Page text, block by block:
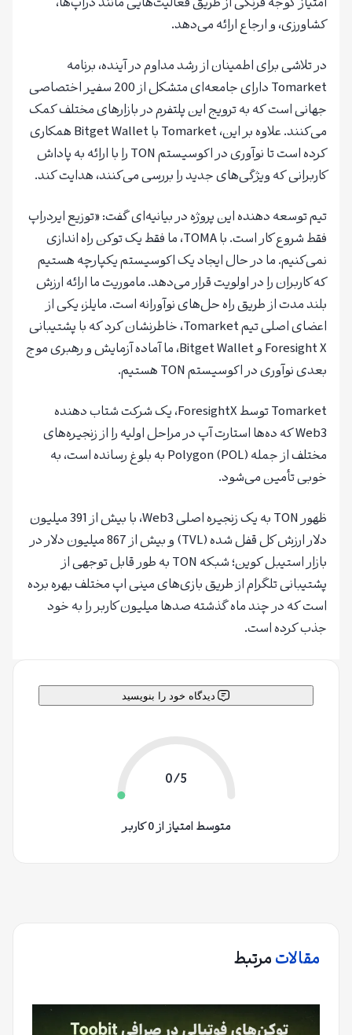
کشاورزی، و ارجاع ارائه می‌دهد.
در تلاشی برای اطمینان از رشد مداوم در آینده، برنامه
Tomarket دارای جامعه‌ای متشکل از 200 سفیر اختصاصی
جهانی است که به ترویج این پلتفرم در بازارهای مختلف کمک
می‌کنند. علاوه بر این، Tomarket با Bitget Wallet همکاری
کرده است تا نوآوری در اکوسیستم TON را با ارائه به پاداش
کاربرانی که ویژگی‌های جدید را بررسی می‌کنند، هدایت کند.
تیم توسعه دهنده این پروژه در بیانیه‌ای گفت: «توزیع ایردراپ
فقط شروع کار است. با TOMA، ما فقط یک توکن راه اندازی
نمی‌کنیم. ما در حال ایجاد یک اکوسیستم یکپارچه هستیم
که کاربران را در اولویت قرار می‌دهد. ماموریت ما ارائه ارزش
بلند مدت از طریق راه حل‌های نوآورانه است. مایلز، یکی از
اعضای اصلی تیم Tomarket، خاطرنشان کرد که با پشتیبانی
Foresight X و Bitget Wallet، ما آماده آزمایش و رهبری موج
بعدی نوآوری در اکوسیستم TON هستیم.
Tomarket توسط ForesightX، یک شرکت شتاب دهنده
Web3 که ده‌ها استارت آپ در مراحل اولیه را از زنجیره‌های
مختلف از جمله Polygon (POL) به بلوغ رسانده است، به
خوبی تأمین می‌شود.
ظهور TON به یک زنجیره اصلی Web3، با بیش از 391 میلیون
دلار ارزش کل قفل شده (TVL) و بیش از 867 میلیون دلار در
بازار استیبل کوین؛ شبکه TON به طور قابل توجهی از
پشتیبانی تلگرام از طریق بازی‌های مینی اپ مختلف بهره برده
است که در چند ماه گذشته صدها میلیون کاربر را به خود
جذب کرده است.
دیدگاه خود را بنویسید
0/5
متوسط امتیاز از 0 کاربر
مقالاتمرتبط